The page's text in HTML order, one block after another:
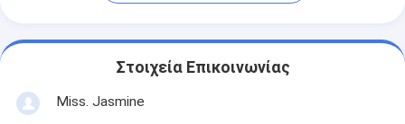
Στοιχεία Επικοινωνίας
Miss. Jasmine